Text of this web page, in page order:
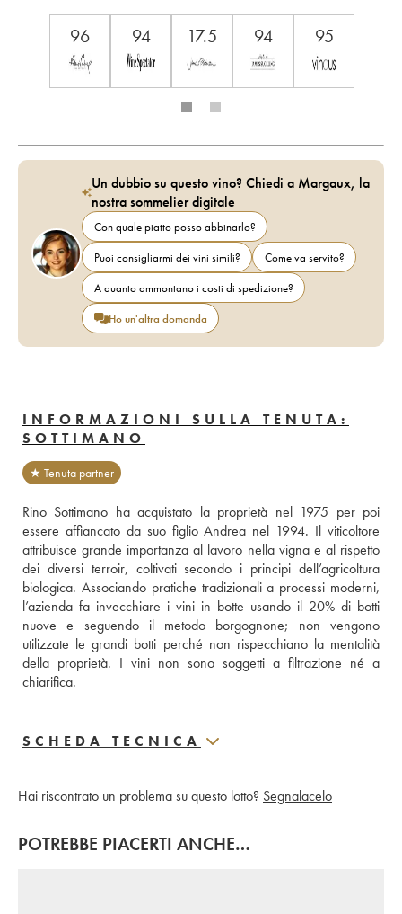
96 94 17.5 94 95
Un dubbio su questo vino? Chiedi a Margaux, la
nostra sommelier digitale
Con quale piatto posso abbinarlo?
Puoi consigliarmi dei vini simili?
Come va servito?
A quanto ammontano i costi di spedizione?
Ho un'altra domanda
INFORMAZIONI SULLA TENUTA:
SOTTIMANO
★ Tenuta partner
Rino Sottimano ha acquistato la proprietà nel 1975 per poi
essere affiancato da suo figlio Andrea nel 1994. Il viticoltore
attribuisce grande importanza al lavoro nella vigna e al rispetto
dei diversi terroir, coltivati secondo i principi dell’agricoltura
biologica. Associando pratiche tradizionali a processi moderni,
l’azienda fa invecchiare i vini in botte usando il 20% di botti
nuove e seguendo il metodo borgognone; non vengono
utilizzate le grandi botti perché non rispecchiano la mentalità
della proprietà. I vini non sono soggetti a filtrazione né a
chiarifica.
SCHEDA TECNICA
Hai riscontrato un problema su questo lotto? Segnalacelo
POTREBBE PIACERTI ANCHE…